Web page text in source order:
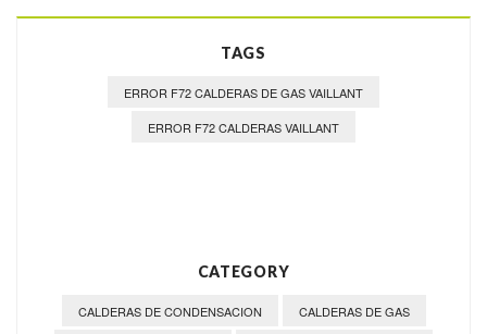
TAGS
ERROR F72 CALDERAS DE GAS VAILLANT
ERROR F72 CALDERAS VAILLANT
CATEGORY
CALDERAS DE CONDENSACION CALDERAS DE GAS